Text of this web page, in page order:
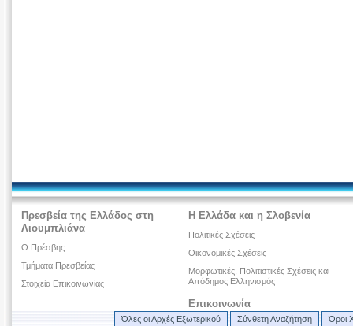
Πρεσβεία της Ελλάδος στη
Λιουμπλιάνα
O Πρέσβης
Τμήματα Πρεσβείας
Στοιχεία Επικοινωνίας
Η Ελλάδα και η Σλοβενία
Πολιτικές Σχέσεις
Οικονομικές Σχέσεις
Μορφωτικές, Πολιτιστικές Σχέσεις και
Απόδημος Ελληνισμός
Επικοινωνία
Όλες οι Αρχές Εξωτερικού Σύνθετη Αναζήτηση Όροι